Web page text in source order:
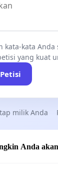
kata-kata Anda
yang kuat
milik Anda
Anda